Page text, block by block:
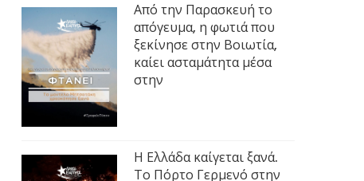
Από την Παρασκευή το
απόγευμα, η φωτιά που
ξεκίνησε στην Βοιωτία,
καίει ασταμάτητα μέσα
στην
Η Ελλάδα καίγεται ξανά.
Το Πόρτο Γερμενό στην